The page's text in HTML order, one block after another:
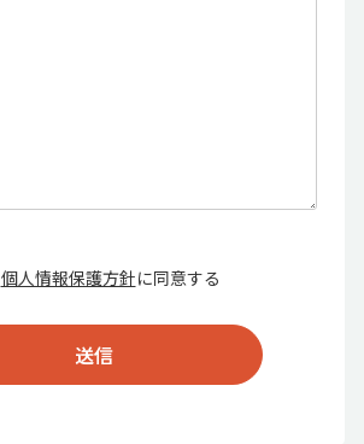
個人情報保護方針に同意する
送信